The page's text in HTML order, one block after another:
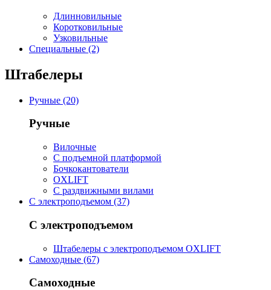
Длинновильные
Коротковильные
Узковильные
Cпециальные (2)
Штабелеры
Ручные (20)
Ручные
Вилочные
С подъемной платформой
Бочкокантователи
OXLIFT
С раздвижными вилами
С электроподъемом (37)
С электроподъемом
Штабелеры с электроподъемом OXLIFT
Самоходные (67)
Самоходные